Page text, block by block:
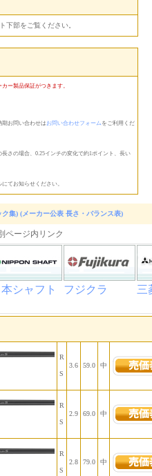
下部をご覧ください。
ー製品保証がつきます。
お問い合わせは お問い合わせフォーム をご利用くだ
さの場合、0.25インチの変化で約1ポイント、長い
てお知らせください。
ク集) (メーカー公表 長さ・バランス表)
ページ内リンク
本シャフト フジクラ 三
R
S
3.6 59.0 中
R
S
2.9 69.0 中
R
S
2.8 79.0 中